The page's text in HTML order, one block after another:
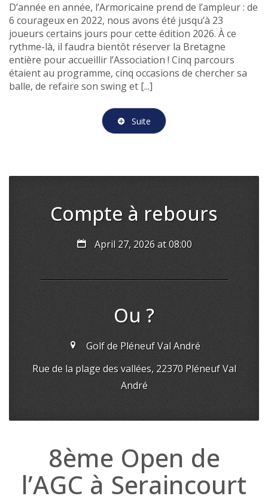
D’année en année, l’Armoricaine prend de l’ampleur : de
6 courageux en 2022, nous avons été jusqu’à 23
joueurs certains jours pour cette édition 2026. À ce
rythme-là, il faudra bientôt réserver la Bretagne
entière pour accueillir l’Association ! Cinq parcours
étaient au programme, cinq occasions de chercher sa
balle, de refaire son swing et [...]
Suite
Compte à rebours
April 27, 2026 at 08:00
Ou ?
Golf de Pléneuf Val André
Rue de la plage des vallées, 22370 Pléneuf Val
André
8ème Open de
l’AGC à Seraincourt